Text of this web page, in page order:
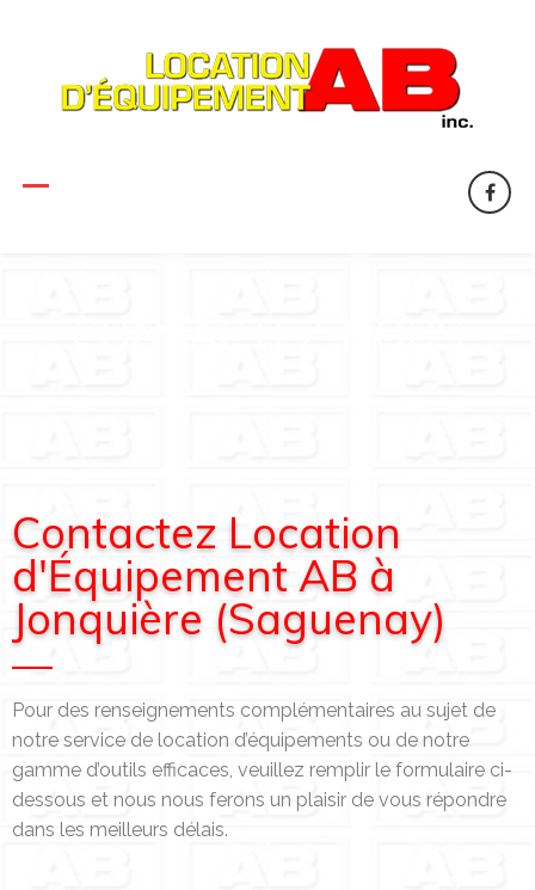
Contactez Location
d'Équipement AB à
Jonquière (Saguenay)
Pour des renseignements complémentaires au sujet de
notre service de location d’équipements ou de notre
gamme d’outils efficaces, veuillez remplir le formulaire ci-
dessous et nous nous ferons un plaisir de vous répondre
dans les meilleurs délais.